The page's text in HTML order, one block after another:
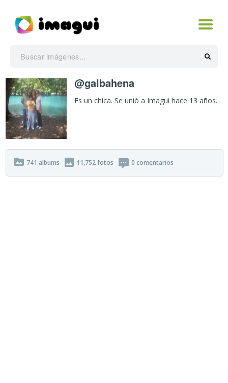
@galbahena
Es un chica. Se unió a Imagui hace 13 años.
741 albums 11,752fotos 0 comentarios